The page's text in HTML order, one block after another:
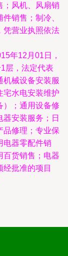
；风机、风扇销
销售；制冷、
凭营业执照依法
年12月01日，
层，法定代表
机械设备安装服
宅水电安装维护
）；通用设备修
安装服务；日
品修理；专业保
电器零配件销
百货销售；电器
批准的项目